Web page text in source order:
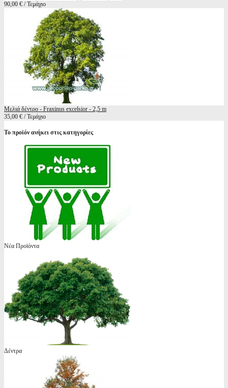
90,00 € / Τεμάχιο
Μελιά δέντρο - Fraxinus excelsior - 2,5 m
35,00 € / Τεμάχιο
Το προϊόν ανήκει στις κατηγορίες
Νέα Προϊόντα
Δέντρα